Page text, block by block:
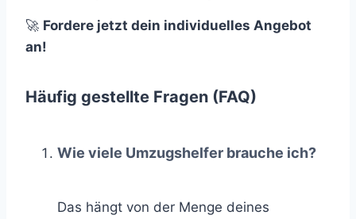
🚀 Fordere jetzt dein individuelles Angebot
an!
Häufig gestellte Fragen (FAQ)
Wie viele Umzugshelfer brauche ich?
Das hängt von der Menge deines